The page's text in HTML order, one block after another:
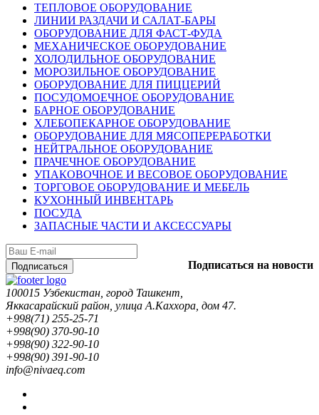
ТЕПЛОВОЕ ОБОРУДОВАНИЕ
ЛИНИИ РАЗДАЧИ И САЛАТ-БАРЫ
ОБОРУДОВАНИЕ ДЛЯ ФАСТ-ФУДА
МЕХАНИЧЕСКОЕ ОБОРУДОВАНИЕ
ХОЛОДИЛЬНОЕ ОБОРУДОВАНИЕ
МОРОЗИЛЬНОЕ ОБОРУДОВАНИЕ
ОБОРУДОВАНИЕ ДЛЯ ПИЦЦЕРИЙ
ПОСУДОМОЕЧНОЕ ОБОРУДОВАНИЕ
БАРНОЕ ОБОРУДОВАНИЕ
ХЛЕБОПЕКАРНОЕ ОБОРУДОВАНИЕ
ОБОРУДОВАНИЕ ДЛЯ МЯСОПЕРЕРАБОТКИ
НЕЙТРАЛЬНОЕ ОБОРУДОВАНИЕ
ПРАЧЕЧНОЕ ОБОРУДОВАНИЕ
УПАКОВОЧНОЕ И ВЕСОВОЕ ОБОРУДОВАНИЕ
ТОРГОВОЕ ОБОРУДОВАНИЕ И МЕБЕЛЬ
КУХОННЫЙ ИНВЕНТАРЬ
ПОСУДА
ЗАПАСНЫЕ ЧАСТИ И АКСЕССУАРЫ
Подписаться на новости
Подписаться
100015 Узбекистан, город Ташкент,
Яккасарайский район, улица А.Каххора, дом 47.
+998(71) 255-25-71
+998(90) 370-90-10
+998(90) 322-90-10
+998(90) 391-90-10
info@nivaeq.com